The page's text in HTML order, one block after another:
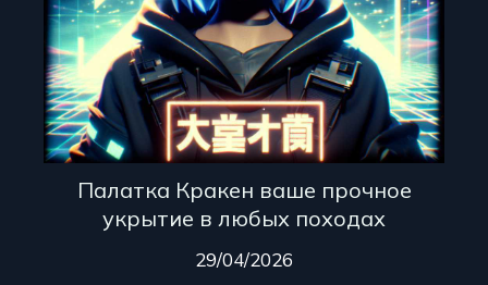
Палатка Кракен ваше прочное
укрытие в любых походах
29/04/2026